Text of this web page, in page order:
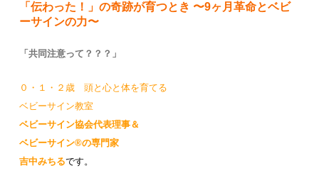
「伝わった！」の奇跡が育つとき 〜9ヶ月革命とベビ
ーサインの力〜
「共同注意って？？？」
０・１・２歳 頭と心と体を育てる
ベビーサイン教室
ベビーサイン協会代表理事＆
ベビーサイン®の専門家
吉中みちるです。